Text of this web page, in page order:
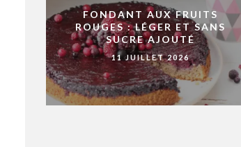
FONDANT AUX FRUITS
ROUGES : LÉGER ET SANS
SUCRE AJOUTÉ
11 JUILLET 2026